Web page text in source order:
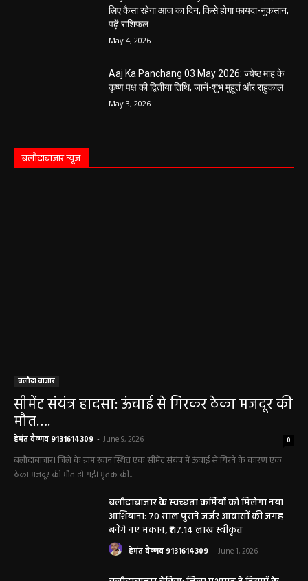
लिए कैसा रहेगा आज का दिन, किसे होगा फायदा-नुकसान,
पढ़ें राशिफल
May 4, 2026
Aaj Ka Panchang 03 May 2026: ज्येष्ठ माह के
कृष्ण पक्ष की द्वितीया तिथि, जानें-शुभ मुहूर्त और राहुकाल
May 3, 2026
बलौदाबाज़ार न्यूज़
बलौदा बाजार
सीमेंट संयंत्र हादसा: ऊंचाई से गिरकर ठेका मजदूर की
मौत….
हेमंत वैष्णव 9131614309 - June 9, 2026 0
बलौदाबाजार। जिले के ग्राम रवान स्थित एक सीमेंट संयंत्र में ऊंचाई से गिरने के कारण एक
ठेका मजदूर की मौत हो गई। मृतक की...
बलौदाबाजार के स्वच्छता कर्मियों को मिलेगा नया
आशियाना: 70 साल पुराने जर्जर आवासों की जगह
बनेंगे नए मकान, ₹117.14 लाख स्वीकृत
हेमंत वैष्णव 9131614309 - June 1, 2026